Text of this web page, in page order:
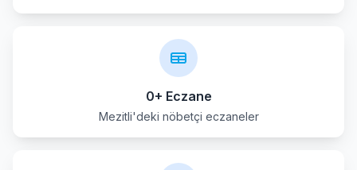
0+ Eczane
Mezitli'deki nöbetçi eczaneler